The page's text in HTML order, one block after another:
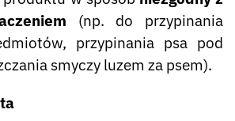
(np. do przypinania
przypinania psa pod
smyczy luzem za psem).